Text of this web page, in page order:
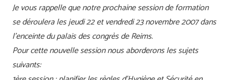
Je vous rappelle que notre prochaine session de formation
se déroulera les jeudi 22 et vendredi 23 novembre 2007 dans
l’enceinte du palais des congrès de Reims.
Pour cette nouvelle session nous aborderons les sujets
suivants: